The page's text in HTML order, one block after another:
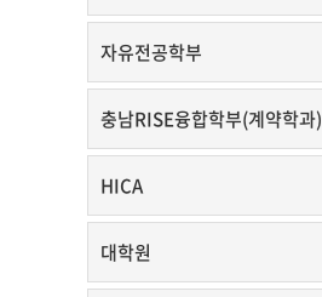
자유전공학부
충남RISE융합학부(계약학과)
HICA
대학원